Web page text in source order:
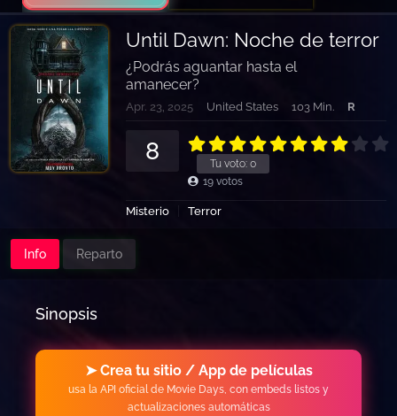
Until Dawn: Noche de terror
¿Podrás aguantar hasta el
amanecer?
Apr. 23, 2025 United States 103 Min. R
Tu voto: 0
8
19 votos
Misterio Terror
Info Reparto
Sinopsis
➤ Crea tu sitio / App de películas
usa la API oficial de Movie Days, con embeds listos y
actualizaciones automáticas